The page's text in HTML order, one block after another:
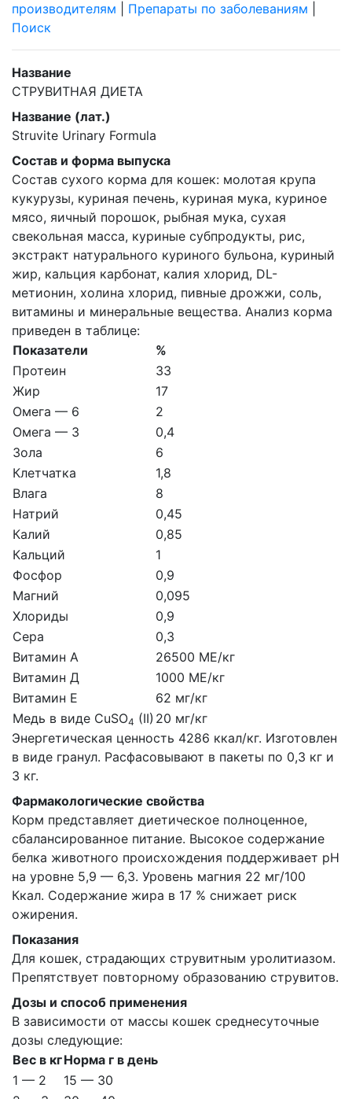
производителям
Препараты по заболеваниям
Поиск
Название
СТРУВИТНАЯ ДИЕТА
Название (лат.)
Struvite Urinary Formula
Состав и форма выпуска
Состав сухого корма для кошек: молотая крупа
кукурузы, куриная печень, куриная мука, куриное
мясо, яичный порошок, рыбная мука, сухая
свекольная масса, куриные субпродукты, рис,
экстракт натурального куриного бульона, куриный
жир, кальция карбонат, калия хлорид, DL-
метионин, холина хлорид, пивные дрожжи, соль,
витамины и минеральные вещества. Анализ корма
приведен в таблице:
Показатели
%
Протеин
33
Жир
17
Омега — 6
2
Омега — 3
0,4
Зола
6
Клетчатка
1,8
Влага
8
Натрий
0,45
Калий
0,85
Кальций
1
Фосфор
0,9
Магний
0,095
Хлориды
0,9
Сера
0,3
Витамин А
26500 МЕ/кг
Витамин Д
1000 МЕ/кг
Витамин Е
62 мг/кг
Медь в виде CuSO4 (II) 20 мг/кг
Энергетическая ценность 4286 ккал/кг. Изготовлен
в виде гранул. Расфасовывают в пакеты по 0,3 кг и
3 кг.
Фармакологические свойства
Корм представляет диетическое полноценное,
сбалансированное питание. Высокое содержание
белка животного происхождения поддерживает рН
на уровне 5,9 — 6,3. Уровень магния 22 мг/100
Ккал. Содержание жира в 17 % снижает риск
ожирения.
Показания
Для кошек, страдающих струвитным уролитиазом.
Препятствует повторному образованию струвитов.
Дозы и способ применения
В зависимости от массы кошек среднесуточные
дозы следующие:
Вес в кгНорма г в день
1 — 2
15 — 30